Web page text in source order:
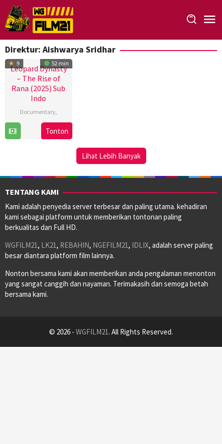
Loncat
ke
konten
Direktur: Aishwarya Sridhar
9 52 min
Leopard Dynasty
– The Rise of
Rana (2025) Sub
Indo
Documentary,
Jun
Aishwarya
Sridhar
Tonton
Lihat Lebih Banyak
TENTANG KAMI
Kami adalah penyedia server terbesar dan paling utama. kehadiran
kami sebagai platform untuk memberikan tontonan paling
berkualitas dan Full HD.
WGFILM21, LK21, REBAHIN, NGEFILM21, IDLIX, adalah server paling
besar diantara platform film lainnya.
Nonton bersama kami akan memberikan anda pengalaman menonton
yang sangat canggih dan nayaman. Terimakasih dan semoga betah
bersama kami.
© 2026 - WGFILM21. All Rights Reserved.